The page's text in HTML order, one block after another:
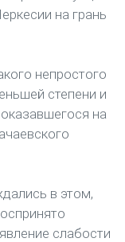
на грань
непростого
степени и
на
в этом,
слабости